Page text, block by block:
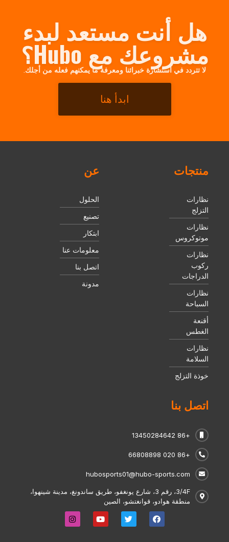
هل أنت مستعد لبدء
مشروعك مع Hubo؟
لا تتردد في استشارة خبرائنا ومعرفة ما يمكنهم فعله من أجلك.
ابدأ هنا
منتجات
نظارات
التزلج
نظارات
موتوكروس
نظارات
ركوب
الدراجات
نظارات
السباحة
أقنعة
الغطس
نظارات
السلامة
خوذة التزلج
عن
الحلول
تصنيع
ابتكار
معلومات عنا
اتصل بنا
مدونة
اتصل بنا
+86 13450284642
+86 020 66808898
hubosports01@hubo-sports.com
3/4F، رقم 3، شارع يونغفو، طريق ساندونغ، مدينة شينهوا،
منطقة هوادو، قوانغتشو، الصين